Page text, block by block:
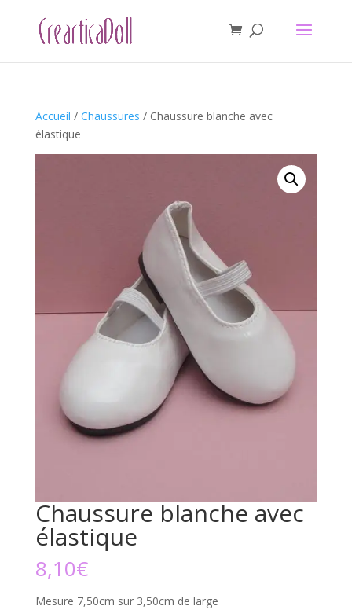
Accueil / Chaussures / Chaussure blanche avec
élastique
Chaussure blanche avec
élastique
8,10€
Mesure 7,50cm sur 3,50cm de large